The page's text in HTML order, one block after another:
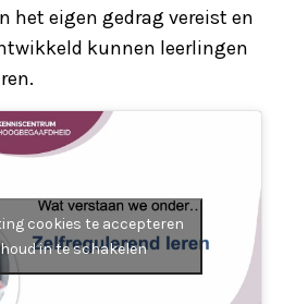
het eigen gedrag vereist en
kunnen leerlingen
cookies te accepteren
in te schakelen